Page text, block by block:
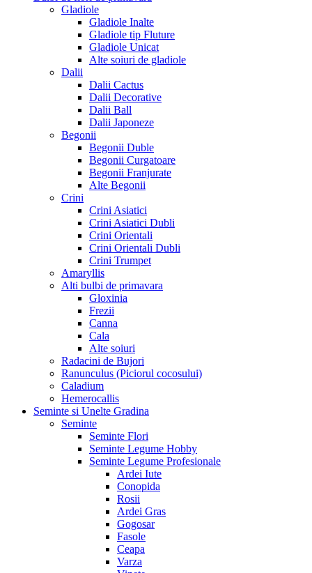
Gladiole
Gladiole Inalte
Gladiole tip Fluture
Gladiole Unicat
Alte soiuri de gladiole
Dalii
Dalii Cactus
Dalii Decorative
Dalii Ball
Dalii Japoneze
Begonii
Begonii Duble
Begonii Curgatoare
Begonii Franjurate
Alte Begonii
Crini
Crini Asiatici
Crini Asiatici Dubli
Crini Orientali
Crini Orientali Dubli
Crini Trumpet
Amaryllis
Alti bulbi de primavara
Gloxinia
Frezii
Canna
Cala
Alte soiuri
Radacini de Bujori
Ranunculus (Piciorul cocosului)
Caladium
Hemerocallis
Seminte si Unelte Gradina
Seminte
Seminte Flori
Seminte Legume Hobby
Seminte Legume Profesionale
Ardei Iute
Conopida
Rosii
Ardei Gras
Gogosar
Fasole
Ceapa
Varza